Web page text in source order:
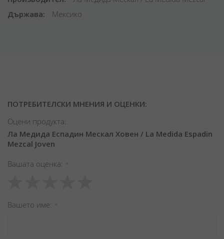
Държава
Мексико
ПОТРЕБИТЕЛСКИ МНЕНИЯ И ОЦЕНКИ:
Оцени продукта:
Ла Медида Еспадин Мескал Ховен / La Medida Espadin
Mezcal Joven
Вашата оценка
star
stars
stars
stars
stars
Вашето име